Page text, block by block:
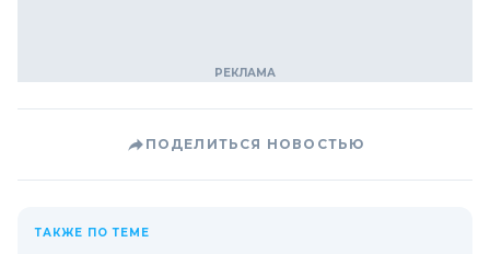
ПОДЕЛИТЬСЯ НОВОСТЬЮ
ТАКЖЕ ПО ТЕМЕ